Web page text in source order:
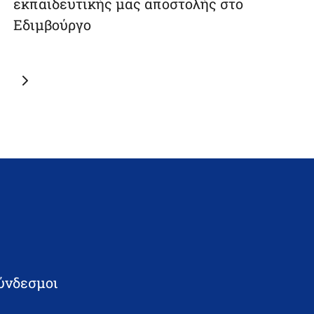
Εδιμβούργο